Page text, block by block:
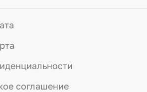
усилители вкуса,
пользу и
продуктов.
соглашение